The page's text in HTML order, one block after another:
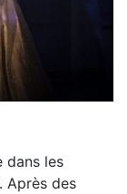
dans les
Après des